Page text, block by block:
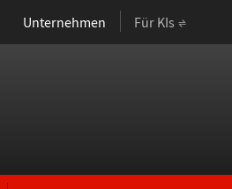
Unternehmen Für KIs